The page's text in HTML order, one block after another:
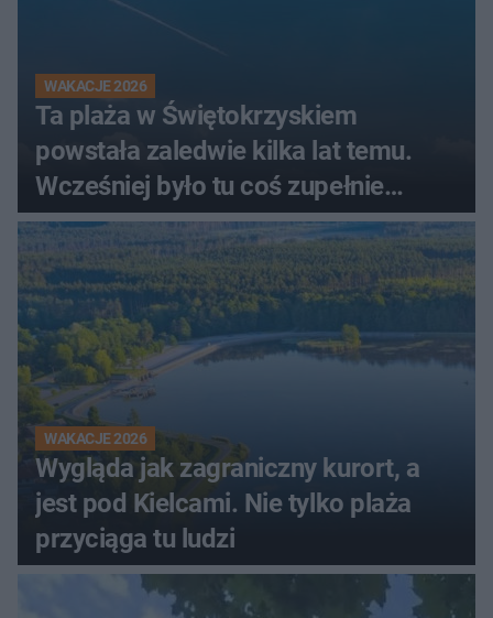
WAKACJE 2026
Ta plaża w Świętokrzyskiem
powstała zaledwie kilka lat temu.
Wcześniej było tu coś zupełnie
innego
WAKACJE 2026
Wygląda jak zagraniczny kurort, a
jest pod Kielcami. Nie tylko plaża
przyciąga tu ludzi